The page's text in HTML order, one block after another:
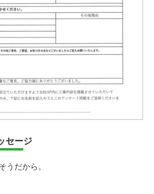
セージ
うだから。